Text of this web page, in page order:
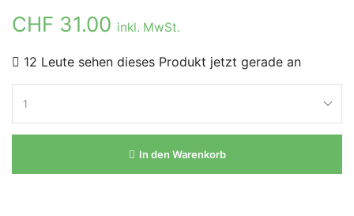
CHF 31.00 inkl. MwSt.
12 Leute sehen dieses Produkt jetzt gerade an
In den Warenkorb